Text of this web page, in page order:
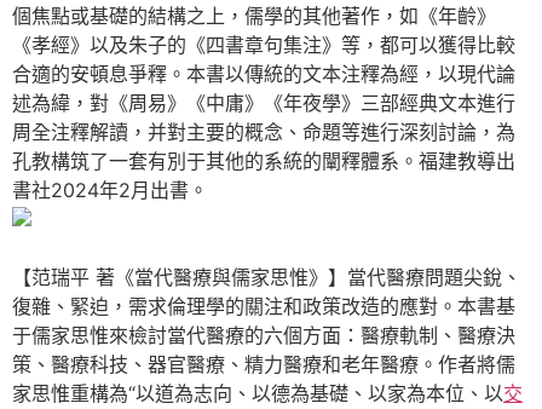
個焦點或基礎的結構之上，儒學的其他著作，如《年齡》
《孝經》以及朱子的《四書章句集注》等，都可以獲得比較
合適的安頓息爭釋。本書以傳統的文本注釋為經，以現代論
述為緯，對《周易》《中庸》《年夜學》三部經典文本進行
周全注釋解讀，并對主要的概念、命題等進行深刻討論，為
孔教構筑了一套有別于其他的系統的闡釋體系。福建教導出
書社2024年2月出書。
【范瑞平 著《當代醫療與儒家思惟》】當代醫療問題尖銳、
復雜、緊迫，需求倫理學的關注和政策改造的應對。本書基
于儒家思惟來檢討當代醫療的六個方面：醫療軌制、醫療決
策、醫療科技、器官醫療、精力醫療和老年醫療。作者將儒
家思惟重構為“以道為志向、以德為基礎、以家為本位、以交